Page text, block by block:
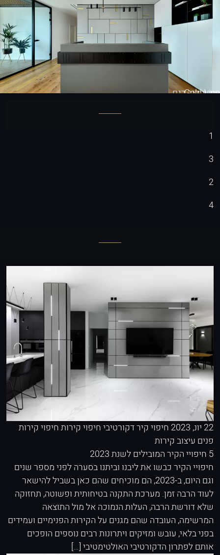
חיפוי קיר דגם
Gold Line
1
3
2
4
22 יונ, 2023 חיפוי קיר דקורטיביחיפוי קירותחיפוי קירות
פנים עיצוב קירות
5 חיפויי הקיר המובילים לשנת 2023
חיפויי הקיר כבשו את ליבנו וביתנו בסערה לפני מספר שנים
וגם היום, ב-2023, הם מוכיחים שהם כאן בשביל להישאר
לעוד הרבה זמן. מערכת התקנה בטיחותית ופשוטה, תחזוקה
שלא דורשת הרבה, העלות הנמוכה אל מול התוצאה
המרשימה, העובדה שהם מגנים על הקירות הפנימיים ועמידים
בפני בלאי, עובש ומזיקים ויתרונות רבים נוספים הופכים
אותם לפתרון הדקורטיבי האולטימטיבי […]